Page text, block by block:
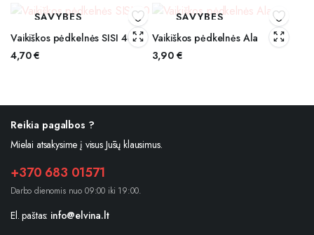
SAVYBES
Vaikiškos pėdkelnės SISI 40
4,70€
SAVYBES
Vaikiškos pėdkelnės Ala
3,90 €
Reikia pagalbos ?
Mielai atsakysime į visus Jūsų klausimus.
+370 683 01571
Darbo dienomis nuo 09:00 iki 19:00.
El. paštas: info@elvina.lt